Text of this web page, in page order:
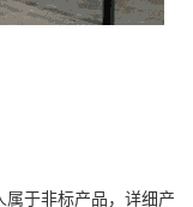
于非标产品，详细产